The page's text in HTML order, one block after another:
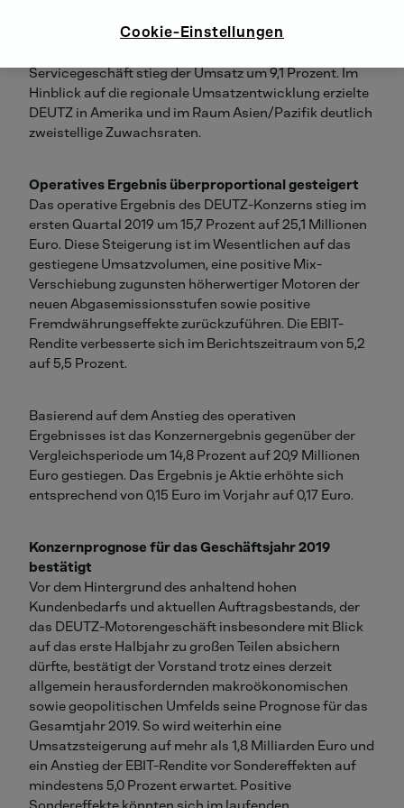
entwickelte sich dabei mit einem Umsatzplus von 16,0
Servicegeschäft stieg der Umsatz um 9,1 Prozent. Im
Hinblick auf die regionale Umsatzentwicklung erzielte
DEUTZ in Amerika und im Raum Asien/Pazifik deutlich
zweistellige Zuwachsraten.
Operatives Ergebnis überproportional gesteigert
Das operative Ergebnis des DEUTZ-Konzerns stieg im
ersten Quartal 2019 um 15,7 Prozent auf 25,1 Millionen
Euro. Diese Steigerung ist im Wesentlichen auf das
gestiegene Umsatzvolumen, eine positive Mix-
Verschiebung zugunsten höherwertiger Motoren der
neuen Abgasemissionsstufen sowie positive
Fremdwährungseffekte zurückzuführen. Die EBIT-
Rendite verbesserte sich im Berichtszeitraum von 5,2
auf 5,5 Prozent.
Basierend auf dem Anstieg des operativen
Ergebnisses ist das Konzernergebnis gegenüber der
Vergleichsperiode um 14,8 Prozent auf 20,9 Millionen
Euro gestiegen. Das Ergebnis je Aktie erhöhte sich
entsprechend von 0,15 Euro im Vorjahr auf 0,17 Euro.
Konzernprognose für das Geschäftsjahr 2019
bestätigt
Vor dem Hintergrund des anhaltend hohen
Kundenbedarfs und aktuellen Auftragsbestands, der
das DEUTZ-Motorengeschäft insbesondere mit Blick
auf das erste Halbjahr zu großen Teilen absichern
dürfte, bestätigt der Vorstand trotz eines derzeit
allgemein herausfordernden makroökonomischen
sowie geopolitischen Umfelds seine Prognose für das
Gesamtjahr 2019. So wird weiterhin eine
Umsatzsteigerung auf mehr als 1,8 Milliarden Euro und
ein Anstieg der EBIT-Rendite vor Sondereffekten auf
mindestens 5,0 Prozent erwartet. Positive
Cookie-Einstellungen